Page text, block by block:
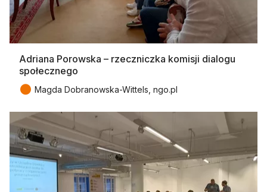
Adriana Porowska – rzeczniczka komisji dialogu
społecznego
● Magda Dobranowska-Wittels, ngo.pl